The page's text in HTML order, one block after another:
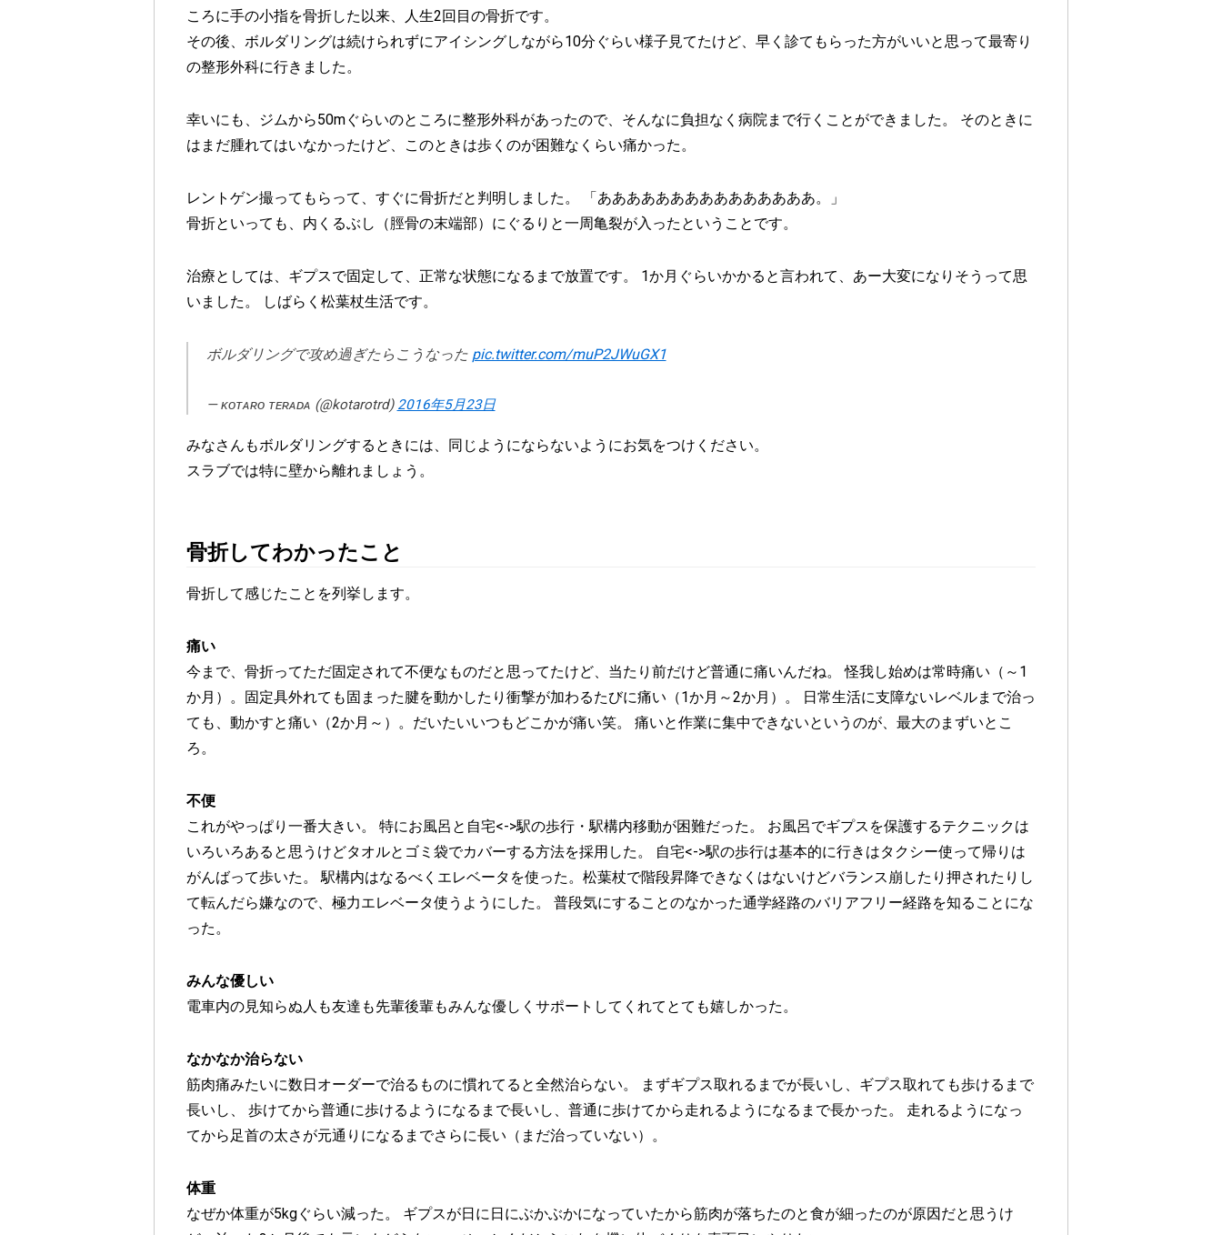
ころに手の小指を骨折した以来、人生2回目の骨折です。
その後、ボルダリングは続けられずにアイシングしながら10分ぐらい様子見てたけど、早く診てもらった方がいいと思って最寄り
の整形外科に行きました。
幸いにも、ジムから50mぐらいのところに整形外科があったので、そんなに負担なく病院まで行くことができました。 そのときに
はまだ腫れてはいなかったけど、このときは歩くのが困難なくらい痛かった。
レントゲン撮ってもらって、すぐに骨折だと判明しました。 「あああああああああああああああ。」
骨折といっても、内くるぶし（脛骨の末端部）にぐるりと一周亀裂が入ったということです。
治療としては、ギプスで固定して、正常な状態になるまで放置です。 1か月ぐらいかかると言われて、あー大変になりそうって思
いました。 しばらく松葉杖生活です。
ボルダリングで攻め過ぎたらこうなった pic.twitter.com/muP2JWuGX1
— ᴋᴏᴛᴀʀᴏ ᴛᴇʀᴀᴅᴀ (@kotarotrd) 2016年5月23日
みなさんもボルダリングするときには、同じようにならないようにお気をつけください。
スラブでは特に壁から離れましょう。
骨折してわかったこと
骨折して感じたことを列挙します。
痛い
今まで、骨折ってただ固定されて不便なものだと思ってたけど、当たり前だけど普通に痛いんだね。 怪我し始めは常時痛い（～1
か月）。固定具外れても固まった腱を動かしたり衝撃が加わるたびに痛い（1か月～2か月）。 日常生活に支障ないレベルまで治っ
ても、動かすと痛い（2か月～）。だいたいいつもどこかが痛い笑。 痛いと作業に集中できないというのが、最大のまずいとこ
ろ。
不便
これがやっぱり一番大きい。 特にお風呂と自宅<->駅の歩行・駅構内移動が困難だった。 お風呂でギプスを保護するテクニックは
いろいろあると思うけどタオルとゴミ袋でカバーする方法を採用した。 自宅<->駅の歩行は基本的に行きはタクシー使って帰りは
がんばって歩いた。 駅構内はなるべくエレベータを使った。松葉杖で階段昇降できなくはないけどバランス崩したり押されたりし
て転んだら嫌なので、極力エレベータ使うようにした。 普段気にすることのなかった通学経路のバリアフリー経路を知ることにな
った。
みんな優しい
電車内の見知らぬ人も友達も先輩後輩もみんな優しくサポートしてくれてとても嬉しかった。
なかなか治らない
筋肉痛みたいに数日オーダーで治るものに慣れてると全然治らない。 まずギプス取れるまでが長いし、ギプス取れても歩けるまで
長いし、 歩けてから普通に歩けるようになるまで長いし、普通に歩けてから走れるようになるまで長かった。 走れるようになっ
てから足首の太さが元通りになるまでさらに長い（まだ治っていない）。
体重
なぜか体重が5kgぐらい減った。 ギプスが日に日にぶかぶかになっていたから筋肉が落ちたのと食が細ったのが原因だと思うけ